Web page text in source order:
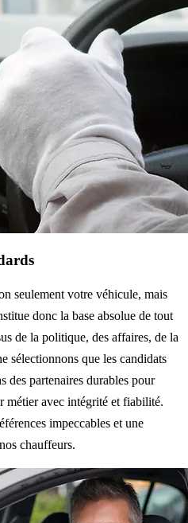
seulement votre véhicule, mais
donc la base absolue de tout
de la politique, des affaires, de la
sélectionnons que les candidats
des partenaires durables pour
métier avec intégrité et fiabilité.
impeccables et une
chauffeurs.